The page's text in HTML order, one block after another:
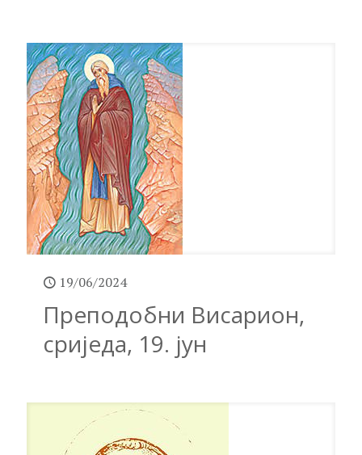
19/06/2024
Преподобни Висарион,
сриједа, 19. јун